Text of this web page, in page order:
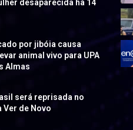
desaparecida há 14
por jibóia causa
animal vivo para UPA
Almas
será reprisada no
Ver de Novo